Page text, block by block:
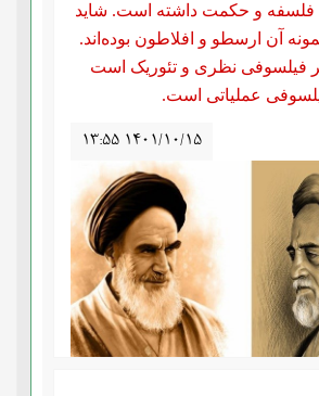
فلسفه و حکمت داشته است. شاید
آن ارسطو و افلاطون بوده‌اند.
فیلسوفی نظری و تئوریک است
عملیاتی است.
۱۳:۵۵ ۱۴۰۱/۱۰/۱۵